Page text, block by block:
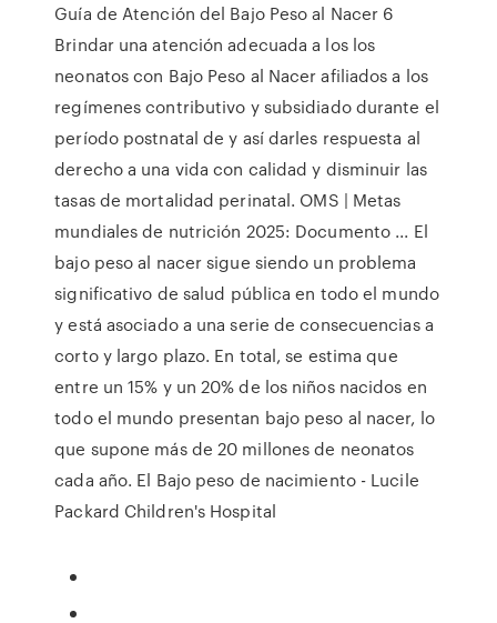
Guía de Atención del Bajo Peso al Nacer 6
Brindar una atención adecuada a los los
neonatos con Bajo Peso al Nacer afiliados a los
regímenes contributivo y subsidiado durante el
período postnatal de y así darles respuesta al
derecho a una vida con calidad y disminuir las
tasas de mortalidad perinatal. OMS | Metas
mundiales de nutrición 2025: Documento ... El
bajo peso al nacer sigue siendo un problema
significativo de salud pública en todo el mundo
y está asociado a una serie de consecuencias a
corto y largo plazo. En total, se estima que
entre un 15% y un 20% de los niños nacidos en
todo el mundo presentan bajo peso al nacer, lo
que supone más de 20 millones de neonatos
cada año. El Bajo peso de nacimiento - Lucile
Packard Children's Hospital